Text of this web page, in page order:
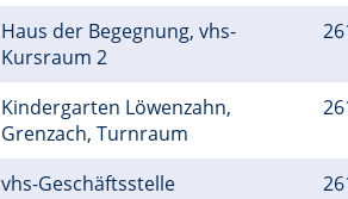
Haus der Begegnung, vhs-
Kursraum 2
Kindergarten Löwenzahn,
Grenzach, Turnraum
vhs-Geschäftsstelle